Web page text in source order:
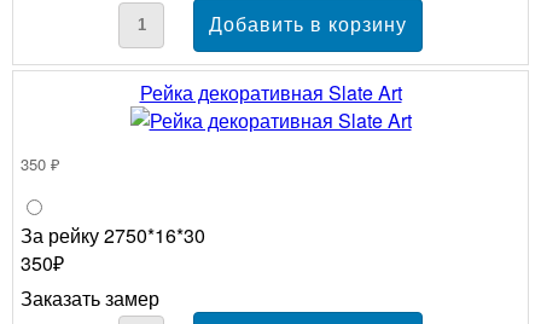
Рейка декоративная Slate Art
350 ₽
За рейку 2750*16*30
350₽
Заказать замер